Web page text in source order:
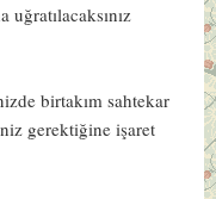
uğratılacaksınız
birtakım sahtekar
gerektiğine işaret